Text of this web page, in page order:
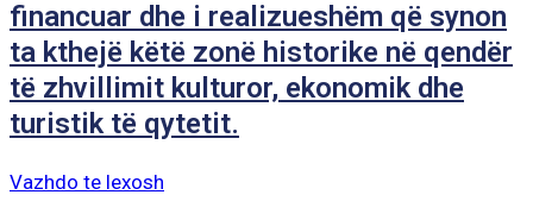
financuar dhe i realizueshëm që synon
ta kthejë këtë zonë historike në qendër
të zhvillimit kulturor, ekonomik dhe
turistik të qytetit.
Vazhdo te lexosh